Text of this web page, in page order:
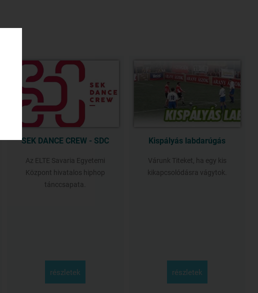
SEK DANCE CREW - SDC
Az ELTE Savaria Egyetemi
Központ hivatalos hiphop
tánccsapata.
részletek
Kispályás labdarúgás
Várunk Titeket, ha egy kis
kikapcsolódásra vágytok.
részletek